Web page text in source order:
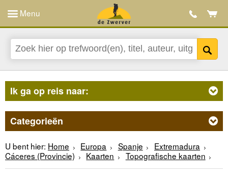
Menu
Ik ga op reis naar:
Categorieën
U bent hier: Home Europa Spanje
Extremadura
Cáceres (Provincie)
Kaarten Topografische kaarten